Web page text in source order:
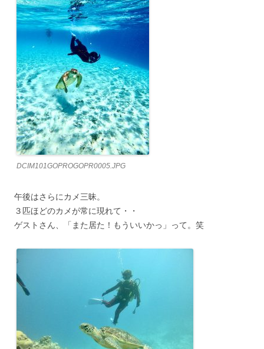
DCIM101GOPROGOPR0005.JPG
午後はさらにカメ三昧。
３匹ほどのカメが常に現れて・・
ゲストさん、「また居た！もういいかっ」って。笑